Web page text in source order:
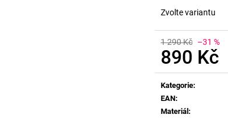
Zvolte variantu
1 290 Kč –31 %
890 Kč
Měrná
cena:
Kategorie:
EAN:
Materiál: